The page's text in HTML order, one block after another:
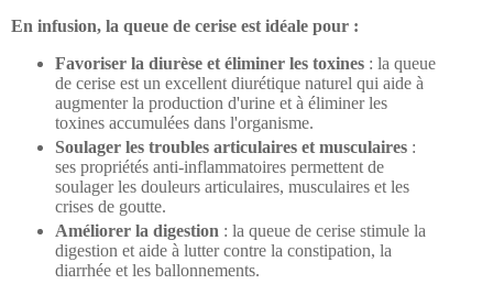
En infusion, la queue de cerise est idéale pour :
Favoriser la diurèse et éliminer les toxines: la queue
de cerise est un excellent diurétique naturel qui aide à
augmenter la production d'urine et à éliminer les
toxines accumulées dans l'organisme.
Soulager les troubles articulaires et musculaires:
ses propriétés anti-inflammatoires permettent de
soulager les douleurs articulaires, musculaires et les
crises de goutte.
Améliorer la digestion : la queue de cerise stimule la
digestion et aide à lutter contre la constipation, la
diarrhée et les ballonnements.